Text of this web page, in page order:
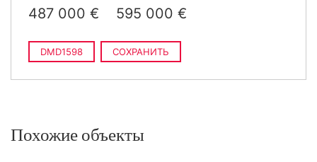
487 000 € 595 000 €
DMD1598 СОХРАНИТЬ
Похожие объекты